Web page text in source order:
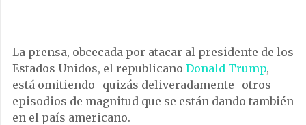
La prensa, obcecada por atacar al presidente de los
Estados Unidos, el republicano Donald Trump,
está omitiendo -quizás deliveradamente- otros
episodios de magnitud que se están dando también
en el país americano.